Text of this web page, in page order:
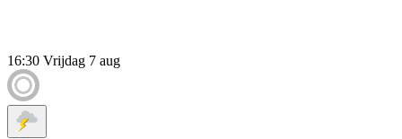
16:30 Vrijdag 7 aug